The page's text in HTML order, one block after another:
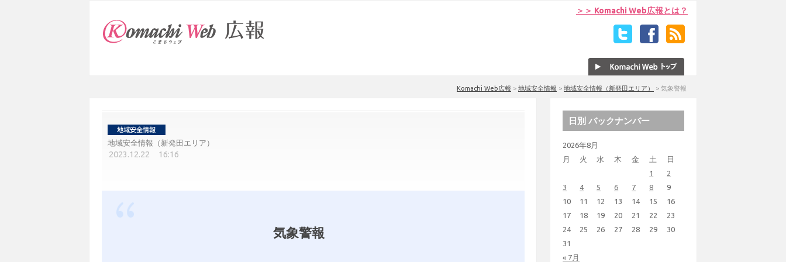
＞＞ Komachi Web広報とは？
Komachi Web広報 > 地域安全情報 > 地域安全情報（新発田エリア） > 気象警報
地域安全情報（新発田エリア）
2023.12.22 16:16
気象警報
日別 バックナンバー
2026年8月
月
火 水 木 金 土 日
« 7月
1
2
3
4 5 6 7 8
9
10
11 12 13 14 15
16
17
18 19 20 21 22
23
24
25 26 27 28 29
30
31